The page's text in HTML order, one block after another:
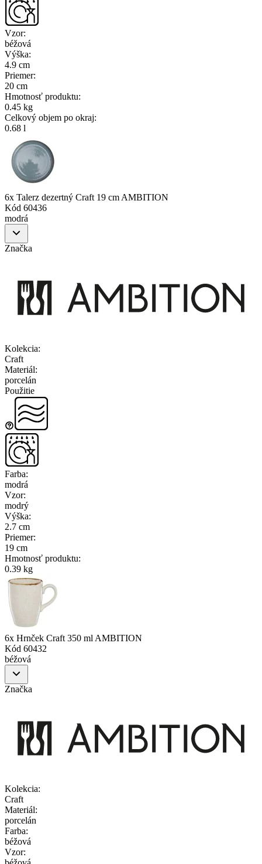
Vzor:
béžová
Výška:
4.9 cm
Priemer:
20 cm
Hmotnosť produktu:
0.45 kg
Celkový objem po okraj:
0.68 l
6x Talerz dezertný Craft 19 cm AMBITION
Kód 60436
modrá
Značka
Kolekcia:
Craft
Materiál:
porcelán
Použitie
Farba:
modrá
Vzor:
modrý
Výška:
2.7 cm
Priemer:
19 cm
Hmotnosť produktu:
0.39 kg
6x Hrnček Craft 350 ml AMBITION
Kód 60432
béžová
Značka
Kolekcia:
Craft
Materiál:
porcelán
Farba:
béžová
Vzor: